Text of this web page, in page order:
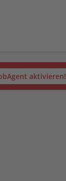
aktivieren!